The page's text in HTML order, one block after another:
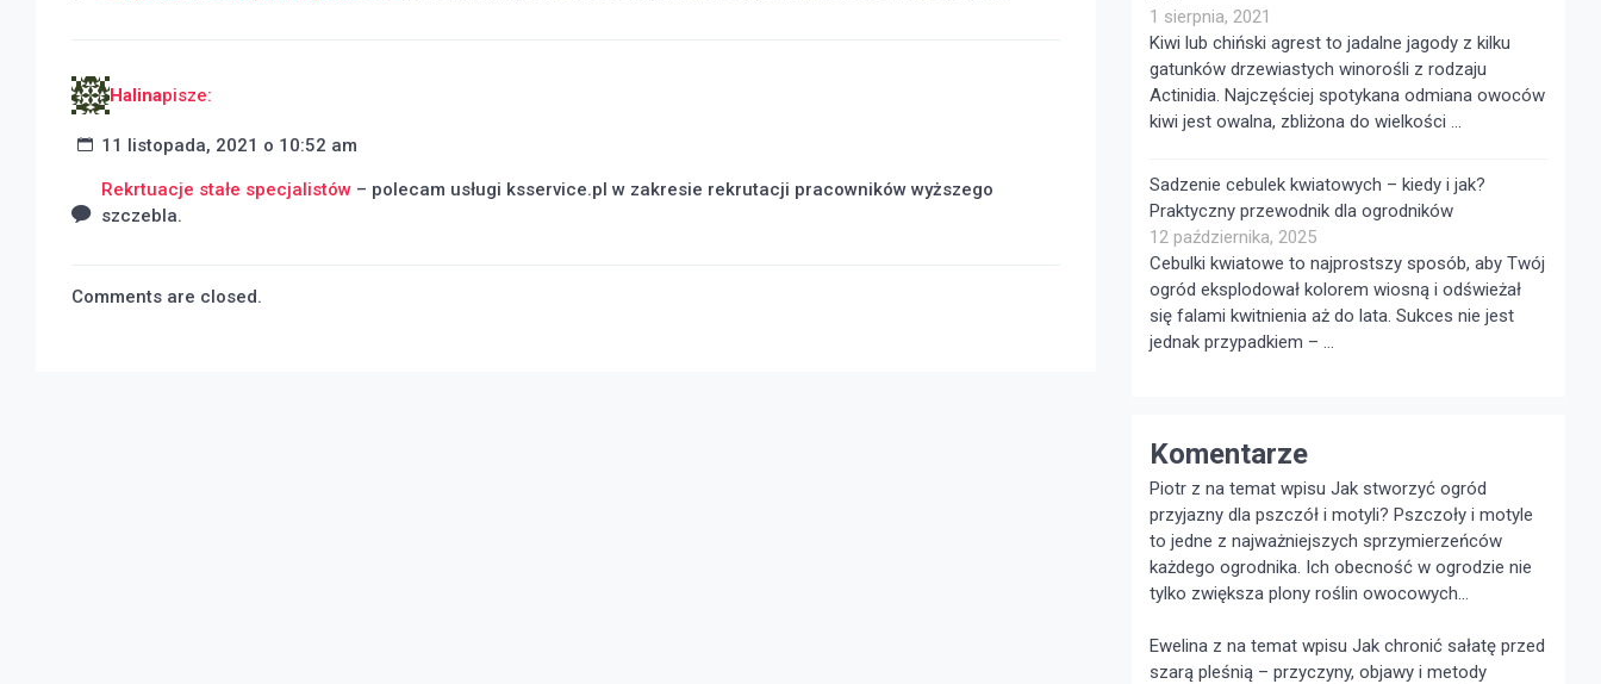
Halinapisze:
11 listopada, 2021 o 10:52 am
Rekrtuacje stałe specjalistów – polecam usługi ksservice.pl w zakresie rekrutacji pracowników wyższego
szczebla.
Comments are closed.
1 sierpnia, 2021
Kiwi lub chiński agrest to jadalne jagody z kilku
gatunków drzewiastych winorośli z rodzaju
Actinidia. Najczęściej spotykana odmiana owoców
kiwi jest owalna, zbliżona do wielkości …
Sadzenie cebulek kwiatowych – kiedy i jak?
Praktyczny przewodnik dla ogrodników
12 października, 2025
Cebulki kwiatowe to najprostszy sposób, aby Twój
ogród eksplodował kolorem wiosną i odświeżał
się falami kwitnienia aż do lata. Sukces nie jest
jednak przypadkiem – …
Komentarze
Piotr z na temat wpisu Jak stworzyć ogród
przyjazny dla pszczół i motyli? Pszczoły i motyle
to jedne z najważniejszych sprzymierzeńców
każdego ogrodnika. Ich obecność w ogrodzie nie
tylko zwiększa plony roślin owocowych...
Ewelina z na temat wpisu Jak chronić sałatę przed
szarą pleśnią – przyczyny, objawy i metody